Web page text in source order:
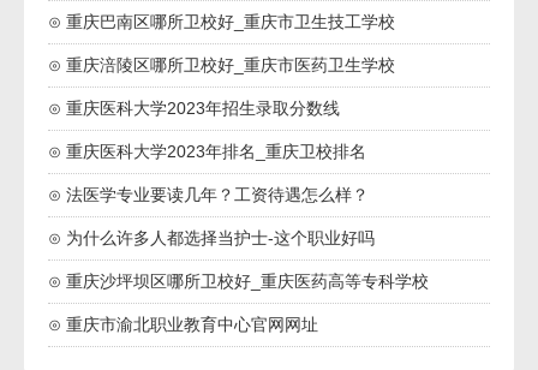
⊙ 重庆巴南区哪所卫校好_重庆市卫生技工学校
⊙ 重庆涪陵区哪所卫校好_重庆市医药卫生学校
⊙ 重庆医科大学2023年招生录取分数线
⊙ 重庆医科大学2023年排名_重庆卫校排名
⊙ 法医学专业要读几年？工资待遇怎么样？
⊙ 为什么许多人都选择当护士-这个职业好吗
⊙ 重庆沙坪坝区哪所卫校好_重庆医药高等专科学校
⊙ 重庆市渝北职业教育中心官网网址